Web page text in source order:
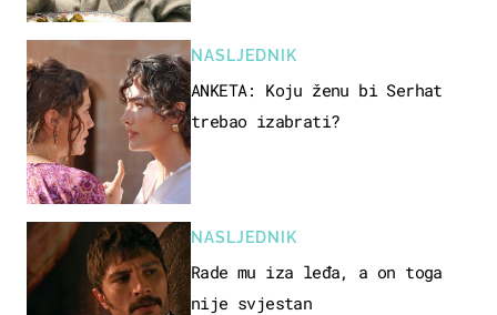
NASLJEDNIK
ANKETA: Koju ženu bi Serhat
trebao izabrati?
NASLJEDNIK
Rade mu iza leđa, a on toga
nije svjestan